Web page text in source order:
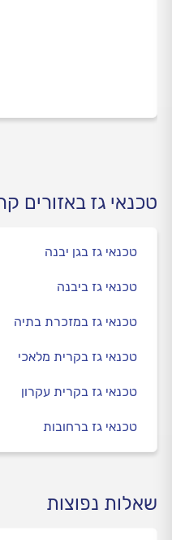
טכנאי גז באזורים
טכנאי גז בגן יבנה
טכנאי גז ביבנה
טכנאי גז במזכרת בתיה
טכנאי גז בקרית מלאכי
טכנאי גז בקרית עקרון
טכנאי גז ברחובות
שאלות נפוצות